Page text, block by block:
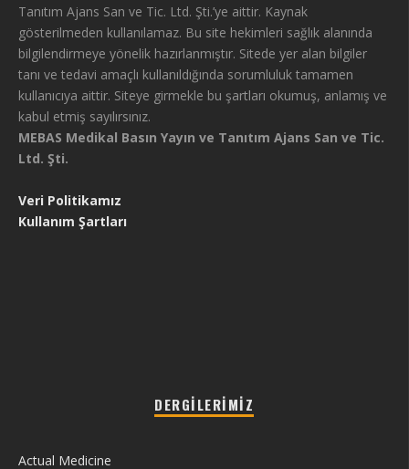
Tanıtım Ajans San ve Tic. Ltd. Şti.’ye aittir. Kaynak
gösterilmeden kullanılamaz. Bu site hekimleri sağlık alanında
bilgilendirmeye yönelik hazırlanmıştır. Sitede yer alan bilgiler
tanı ve tedavi amaçlı kullanıldığında sorumluluk tamamen
kullanıcıya aittir. Siteye girmekle bu şartları okumuş, anlamış ve
kabul etmiş sayılırsınız.
MEBAS Medikal Basın Yayın ve Tanıtım Ajans San ve Tic.
Ltd. Şti.
Veri Politikamız
Kullanım Şartları
DERGILERIMIZ
Actual Medicine